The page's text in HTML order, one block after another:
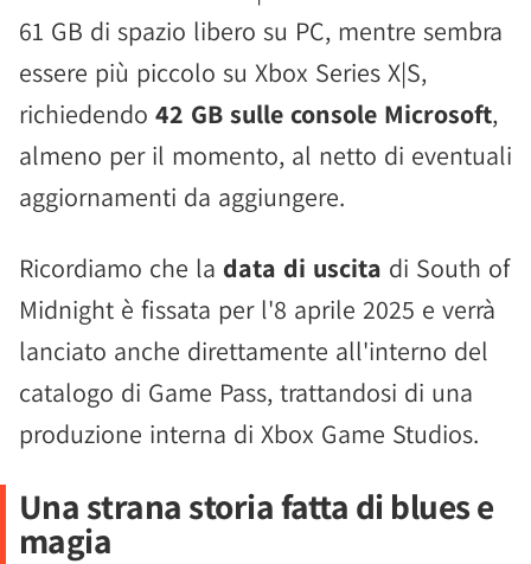
61 GB di spazio libero su PC, mentre sembra
essere più piccolo su Xbox Series X|S,
richiedendo 42 GB sulle console Microsoft,
almeno per il momento, al netto di eventuali
aggiornamenti da aggiungere.
Ricordiamo che la data di uscita di South of
Midnight è fissata per l'8 aprile 2025 e verrà
lanciato anche direttamente all'interno del
catalogo di Game Pass, trattandosi di una
produzione interna di Xbox Game Studios.
Una strana storia fatta di blues e
magia